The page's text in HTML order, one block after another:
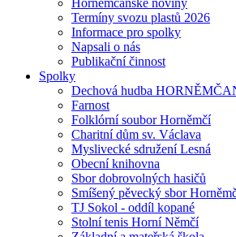
Horněmčanské noviny
Termíny svozu plastů 2026
Informace pro spolky
Napsali o nás
Publikační činnost
Spolky
Dechová hudba
Farnost
Folklórní soubor Horněmčí
Charitní dům sv. Václava
Myslivecké sdružení Lesná
Obecní knihovna
Sbor dobrovolných hasičů
Smíšený pěvecký sbor
TJ Sokol - oddíl kopané
Stolní tenis Horní Němčí